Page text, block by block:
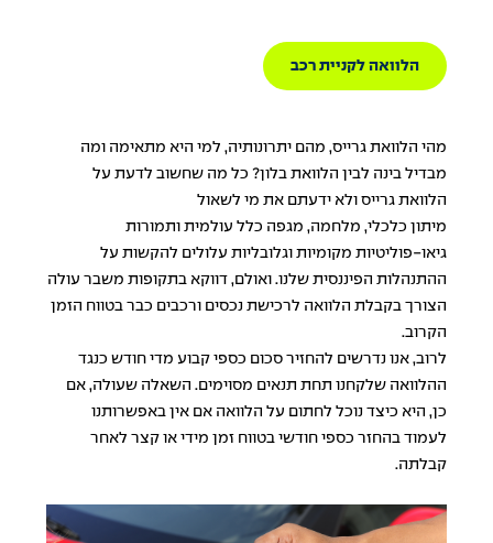
הלוואה לקניית רכב
מהי הלוואת גרייס, מהם יתרונותיה, למי היא מתאימה ומה
מבדיל בינה לבין הלוואת בלון? כל מה שחשוב לדעת על
הלוואת גרייס ולא ידעתם את מי לשאול
מיתון כלכלי, מלחמה, מגפה כלל עולמית ותמורות
גיאו-פוליטיות מקומיות וגלובליות עלולים להקשות על
ההתנהלות הפיננסית שלנו. ואולם, דווקא בתקופות משבר עולה
הצורך בקבלת הלוואה לרכישת נכסים ורכבים כבר בטווח הזמן
הקרוב.
לרוב, אנו נדרשים להחזיר סכום כספי קבוע מדי חודש כנגד
ההלוואה שלקחנו תחת תנאים מסוימים. השאלה שעולה, אם
כן, היא כיצד נוכל לחתום על הלוואה אם אין באפשרותנו
לעמוד בהחזר כספי חודשי בטווח זמן מידי או קצר לאחר
קבלתה.